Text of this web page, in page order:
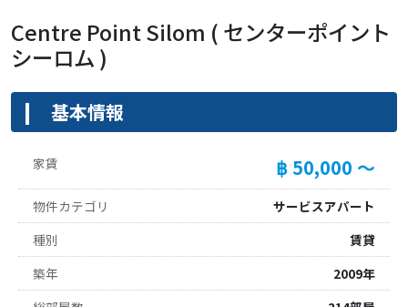
Centre Point Silom ( センターポイント
シーロム )
基本情報
家賃 ฿ 50,000 ～
物件カテゴリ
サービスアパート
種別
賃貸
築年
2009年